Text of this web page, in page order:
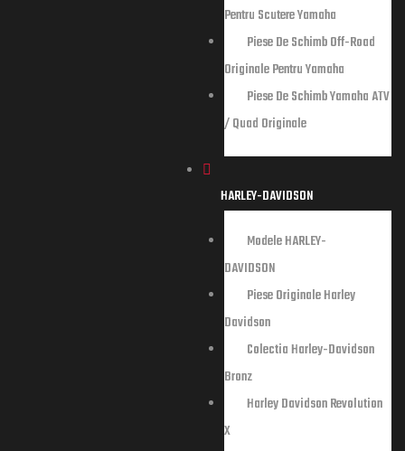
Pentru Scutere Yamaha
Piese De Schimb Off-Road
Originale Pentru Yamaha
Piese De Schimb Yamaha ATV
/ Quad Originale
HARLEY-DAVIDSON
Modele HARLEY-
DAVIDSON
Piese Originale Harley
Davidson
Colectia Harley-Davidson
Bronz
Harley Davidson Revolution
X